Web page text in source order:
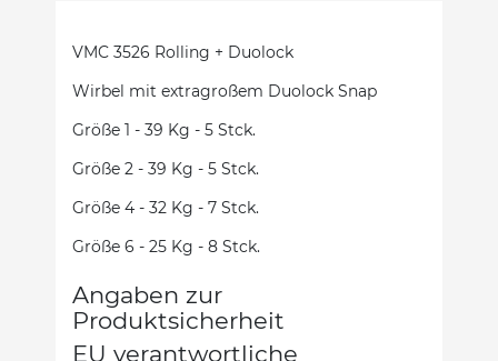
VMC 3526 Rolling + Duolock
Wirbel mit extragroßem Duolock Snap
Größe 1 - 39 Kg - 5 Stck.
Größe 2 - 39 Kg - 5 Stck.
Größe 4 - 32 Kg - 7 Stck.
Größe 6 - 25 Kg - 8 Stck.
Angaben zur
Produktsicherheit
EU verantwortliche